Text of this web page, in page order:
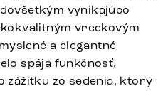
vynikajúco
vreckovým
a elegantné
spája funkčnosť,
zážitku zo sedenia, ktorý